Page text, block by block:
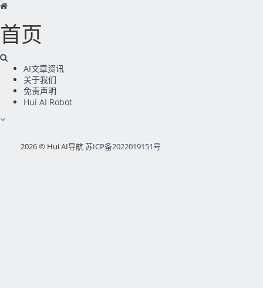
首页
AI文章资讯
关于我们
免责声明
Hui AI Robot
2026 © Hui AI导航苏ICP备2022019151号